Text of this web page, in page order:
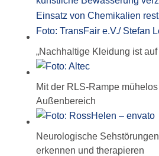
„Nachhaltige Kleidung ist
Mit der RLS-Rampe
Außenbereich
Neurologische
erkennen und therapieren